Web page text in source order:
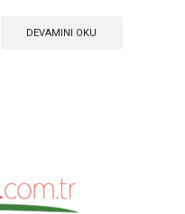
DEVAMINI OKU